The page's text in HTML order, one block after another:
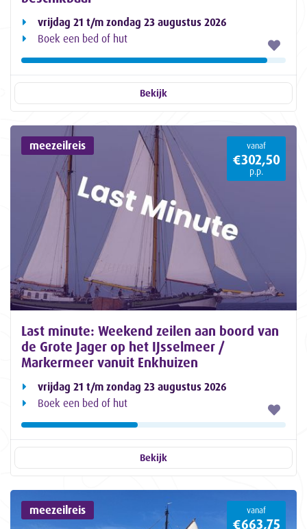
vrijdag 21 t/m zondag 23 augustus 2026
Boek een bed of hut
Bekijk
meezeilreis vanaf
€302,50
p.p.
Last minute: Weekend zeilen aan boord van
de Grote Jager op het IJsselmeer /
Markermeer vanuit Enkhuizen
vrijdag 21 t/m zondag 23 augustus 2026
Boek een bed of hut
Bekijk
meezeilreis vanaf
€663,75